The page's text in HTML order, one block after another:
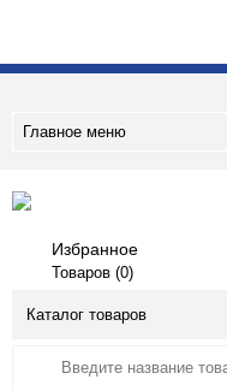
Главное меню
Избранное
Товаров (0)
Каталог товаров